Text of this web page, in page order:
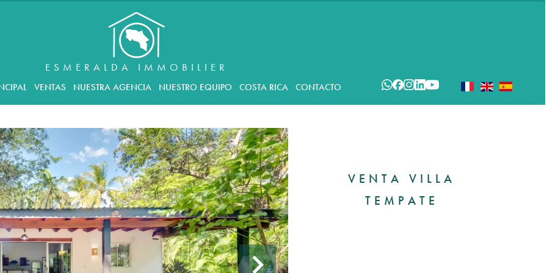
ESMERALDA IMMOBILIER
VENTAS NUESTRA AGENCIA NUESTRO EQUIPO COSTA RICA CONTACTO
VENTA VILLA
TEMPATE